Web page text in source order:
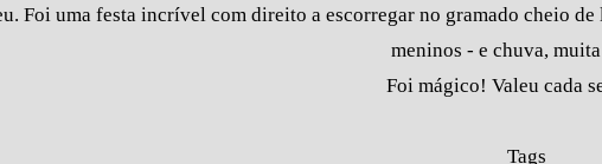
Foi uma festa incrível com direito a escorregar no gramado cheio
meninos - e chuva,
Foi mágico! Valeu cada
Tags